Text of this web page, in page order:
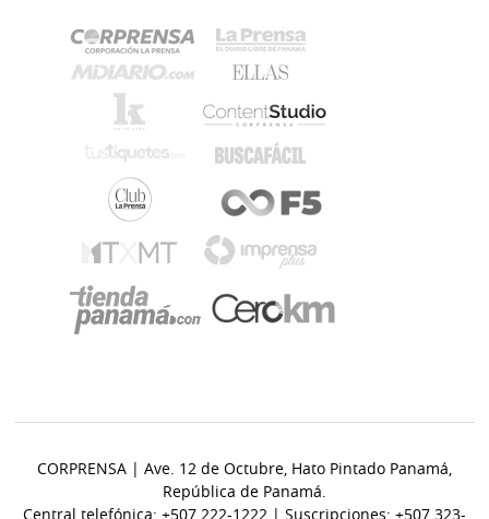
CORPRENSA | Ave. 12 de Octubre, Hato Pintado Panamá,
República de Panamá.
Central telefónica: +507 222-1222 | Suscripciones: +507 323-